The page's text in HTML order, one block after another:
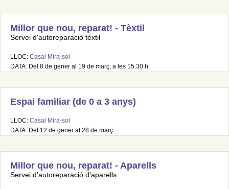
Millor que nou, reparat! - Tèxtil
Servei d'autoreparació tèxtil
LLOC: Casal Mira-sol
DATA: Del 8 de gener al 19 de març, a les 15.30 h
Espai familiar (de 0 a 3 anys)
LLOC: Casal Mira-sol
DATA: Del 12 de gener al 28 de març
Millor que nou, reparat! - Aparells
Servei d'autoreparació d'aparells